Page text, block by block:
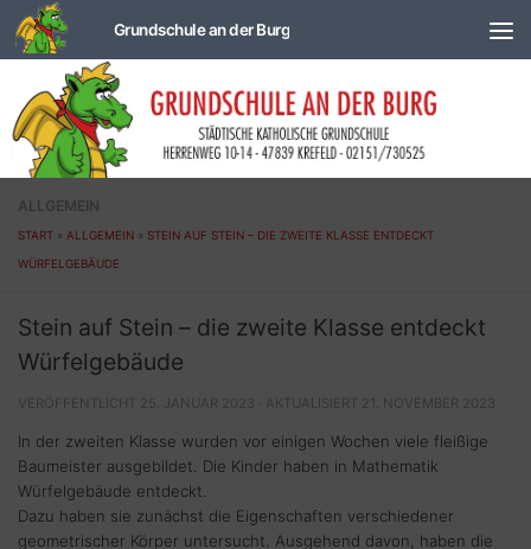
Zum Inhalt springen
ALLGEMEIN
START » ALLGEMEIN » STEIN AUF STEIN – DIE ZWEITE KLASSE ENTDECKT
WÜRFELGEBÄUDE
Stein auf Stein – die zweite Klasse entdeckt
Würfelgebäude
VERÖFFENTLICHT 25. JANUAR 2023 · AKTUALISIERT 21. NOVEMBER 2023
In der zweiten Klasse wurden vor einigen Wochen viele fleißige
Baumeister ausgebildet. Die Kinder haben in Mathematik
Würfelgebäude entdeckt.
Dazu haben sie zunächst die Eigenschaften verschiedener
geometrischer Körper untersucht. Ausgehend davon, haben die